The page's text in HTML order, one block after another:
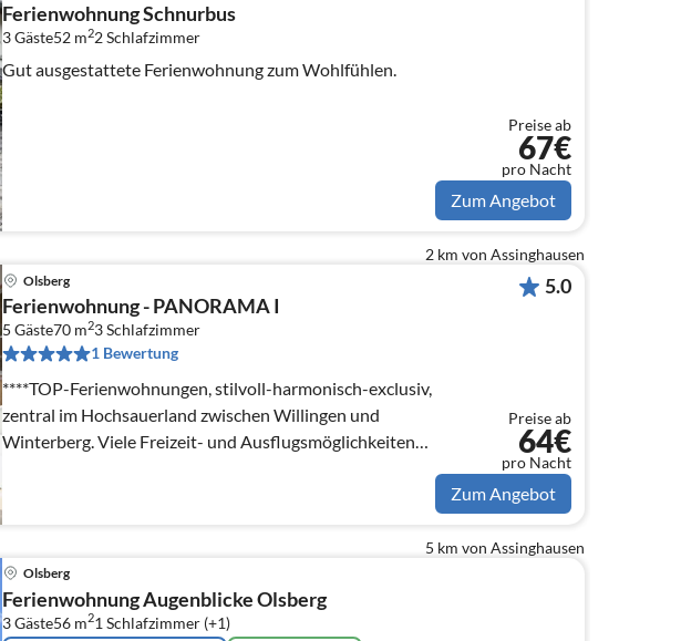
Ferienwohnung Schnurbus
3 Gäste52 m22Schlafzimmer
Gut ausgestattete Ferienwohnung zum Wohlfühlen.
Preise ab
67€
pro Nacht
Zum Angebot
2 km von Assinghausen
Olsberg
Ferienwohnung - PANORAMA I
5 Gäste70 m23Schlafzimmer
1 Bewertung
****TOP-Ferienwohnungen, stilvoll-harmonisch-exclusiv,
zentral im Hochsauerland zwischen Willingen und
Winterberg. Viele Freizeit- und Ausflugsmöglichkeiten
5.0
Preise ab
64€
pro Nacht
Zum Angebot
5 km von Assinghausen
Olsberg
Ferienwohnung Augenblicke Olsberg
3 Gäste56 m21 Schlafzimmer (+1)